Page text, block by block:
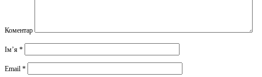
Коментар
Ім’я *
Email *